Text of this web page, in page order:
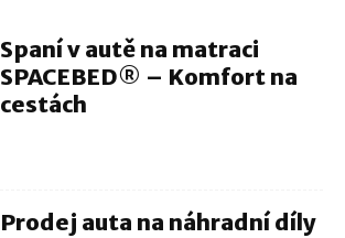
Spaní v autě na matraci
SPACEBED® – Komfort na
cestách
Prodej auta na náhradní díly